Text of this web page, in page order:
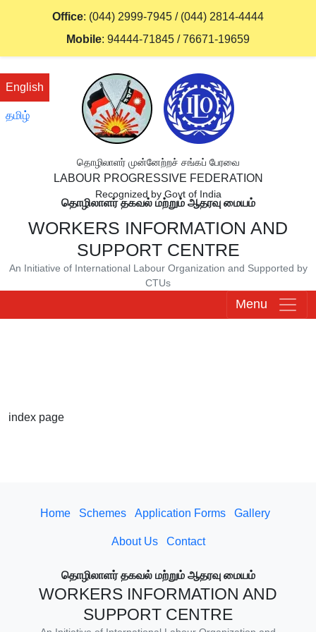
Office: (044) 2999-7945 / (044) 2814-4444
Mobile: 94444-71845 /76671-19659
English
தமிழ்
தொழிலாளர் முன்னேற்றச் சங்கப் பேரவை
LABOUR PROGRESSIVE FEDERATION
Recognized by Govt of India
தொழிலாளர் தகவல் மற்றும் ஆதரவு மையம்
WORKERS INFORMATION AND
SUPPORT CENTRE
An Initiative of International Labour Organization and Supported by
CTUs
Menu
index page
Home Schemes Application Forms Gallery
About Us Contact
தொழிலாளர் தகவல் மற்றும் ஆதரவு மையம்
WORKERS INFORMATION AND
SUPPORT CENTRE